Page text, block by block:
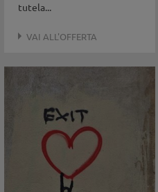
tutela...
VAI ALL'OFFERTA